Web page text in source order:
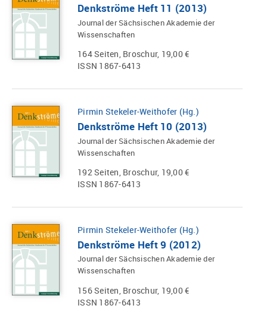
Denkströme Heft 11 (2013)
Journal der Sächsischen Akademie der
Wissenschaften
164 Seiten, Broschur, 19,00 €
ISSN 1867-6413
Pirmin Stekeler-Weithofer (Hg.)
Denkströme Heft 10 (2013)
Journal der Sächsischen Akademie der
Wissenschaften
192 Seiten, Broschur, 19,00 €
ISSN 1867-6413
Pirmin Stekeler-Weithofer (Hg.)
Denkströme Heft 9 (2012)
Journal der Sächsischen Akademie der
Wissenschaften
156 Seiten, Broschur, 19,00 €
ISSN 1867-6413